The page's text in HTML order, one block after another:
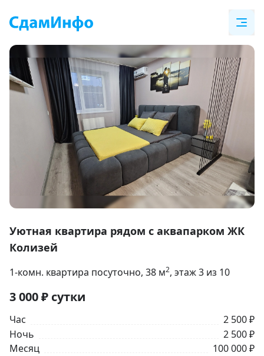
1
of
Уютная квартира рядом с аквапарком ЖК
Колизей
1-комн. квартира посуточно, 38 м2, этаж 3 из 10
3 000₽ сутки
Час
2 500 ₽
Ночь
2 500 ₽
Месяц
100 000 ₽